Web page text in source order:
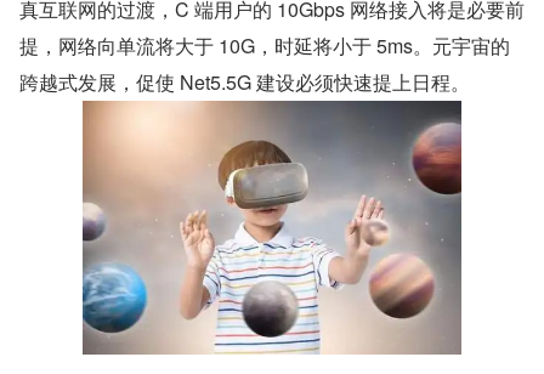
真互联网的过渡，C 端用户的 10Gbps 网络接入将是必要前
提，网络向单流将大于 10G，时延将小于 5ms。元宇宙的
跨越式发展，促使 Net5.5G 建设必须快速提上日程。